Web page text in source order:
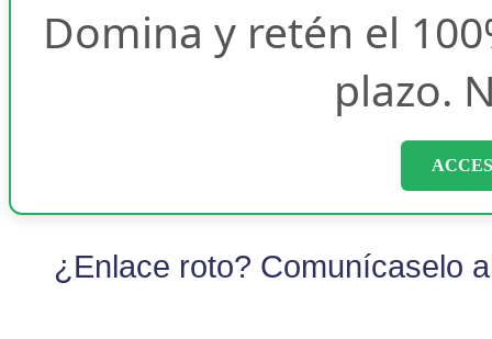
Domina y retén el
plazo.
¿Enlace roto? Comunícaselo